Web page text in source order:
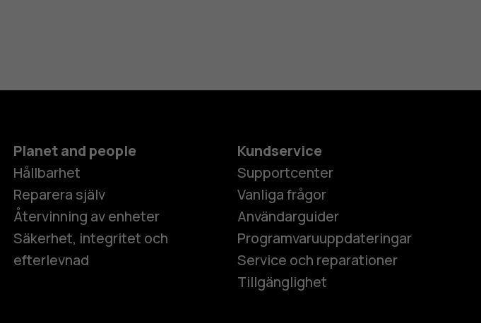
Planet and people
Hållbarhet
Reparera själv
Återvinning av enheter
Säkerhet, integritet och
efterlevnad
Kundservice
Supportcenter
Vanliga frågor
Användarguider
Programvaruuppdateringar
Service och reparationer
Tillgänglighet